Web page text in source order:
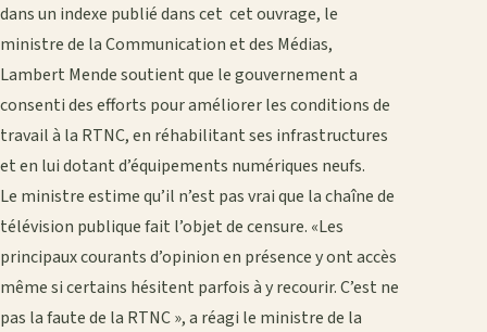
dans un indexe publié dans cet cet ouvrage, le
ministre de la Communication et des Médias,
Lambert Mende soutient que le gouvernement a
consenti des efforts pour améliorer les conditions de
travail à la RTNC, en réhabilitant ses infrastructures
et en lui dotant d’équipements numériques neufs.
Le ministre estime qu’il n’est pas vrai que la chaîne de
télévision publique fait l’objet de censure. «Les
principaux courants d’opinion en présence y ont accès
même si certains hésitent parfois à y recourir. C’est ne
pas la faute de la RTNC », a réagi le ministre de la